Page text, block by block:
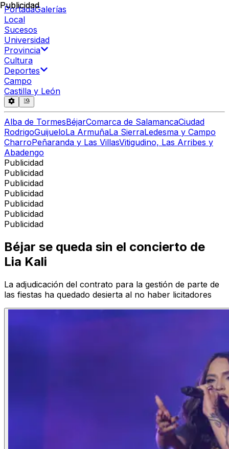
PortadaGalerías
Local
Sucesos
Universidad
Provincia
Cultura
Deportes
Campo
Castilla y León
Alba de TormesBéjarComarca de SalamancaCiudad
RodrigoGuijueloLa ArmuñaLa SierraLedesma y Campo
CharroPeñaranda y Las VillasVitigudino, Las Arribes y
Abadengo
Publicidad
Publicidad
Publicidad
Publicidad
Publicidad
Publicidad
Publicidad
Publicidad
Béjar se queda sin el concierto de
Lia Kali
La adjudicación del contrato para la gestión de parte de
las fiestas ha quedado desierta al no haber licitadores
Publicidad